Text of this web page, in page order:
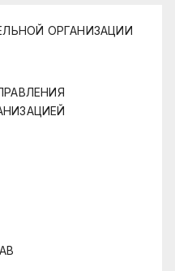
ОРГАНИЗАЦИИ